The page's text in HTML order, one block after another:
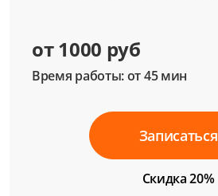
от 1000 руб
Время работы: от 45 мин
Записаться
Скидка 20%